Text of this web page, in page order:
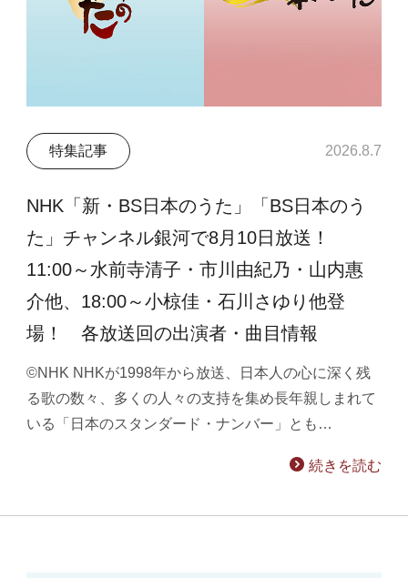
特集記事 2026.8.7
NHK「新・BS日本のうた」「BS日本のう
た」チャンネル銀河で8月10日放送！
11:00～水前寺清子・市川由紀乃・山内惠
介他、18:00～小椋佳・石川さゆり他登
場！ 各放送回の出演者・曲目情報
©NHK NHKが1998年から放送、日本人の心に深く残
る歌の数々、多くの人々の支持を集め長年親しまれて
いる「日本のスタンダード・ナンバー」とも…
続きを読む